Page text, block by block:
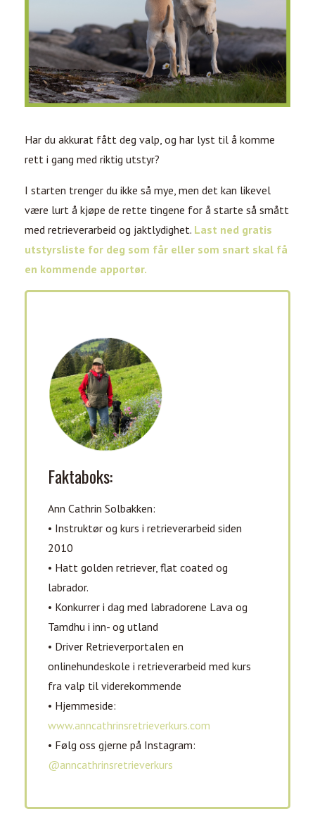
Har du akkurat fått deg valp, og har lyst til å komme
rett i gang med riktig utstyr?
I starten trenger du ikke så mye, men det kan likevel
være lurt å kjøpe de rette tingene for å starte så smått
med retrieverarbeid og jaktlydighet. Last ned gratis
utstyrsliste for deg som får eller som snart skal få
en kommende apportør.
Faktaboks:
Ann Cathrin Solbakken:
• Instruktør og kurs i retrieverarbeid siden
2010
• Hatt golden retriever, flat coated og
labrador.
• Konkurrer i dag med labradorene Lava og
Tamdhu i inn- og utland
• Driver Retrieverportalen en
onlinehundeskole i retrieverarbeid med kurs
fra valp til viderekommende
• Hjemmeside:
www.anncathrinsretrieverkurs.com
• Følg oss gjerne på Instagram:
@anncathrinsretrieverkurs